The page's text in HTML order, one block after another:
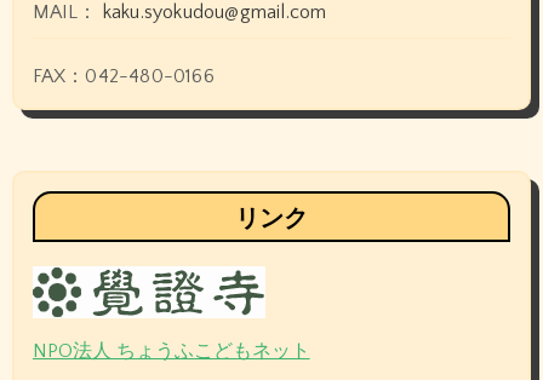
MAIL： kaku.syokudou@gmail.com
FAX：042-480-0166
リンク
NPO法人 ちょうふこどもネット